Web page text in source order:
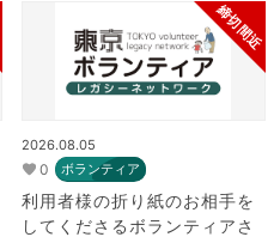
締切間近
2026.08.05
0 ボランティア
利用者様の折り紙のお相手を
してくださるボランティアさ